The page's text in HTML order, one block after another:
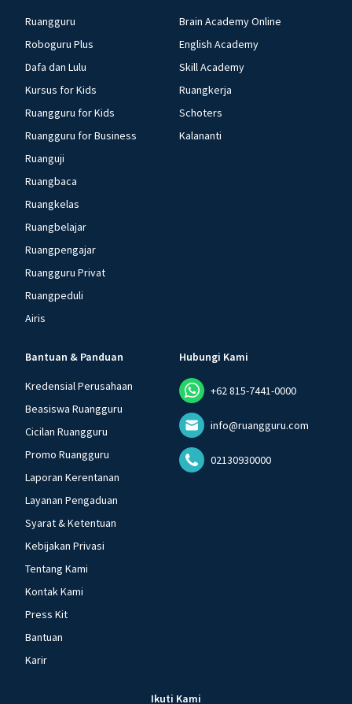
Ruangguru
Roboguru Plus
Dafa dan Lulu
Kursus for Kids
Ruangguru for Kids
Ruangguru for Business
Ruanguji
Ruangbaca
Ruangkelas
Ruangbelajar
Ruangpengajar
Ruangguru Privat
Ruangpeduli
Airis
Brain Academy Online
English Academy
Skill Academy
Ruangkerja
Schoters
Kalananti
Bantuan & Panduan
Kredensial Perusahaan
Beasiswa Ruangguru
Cicilan Ruangguru
Promo Ruangguru
Laporan Kerentanan
Layanan Pengaduan
Syarat & Ketentuan
Kebijakan Privasi
Tentang Kami
Kontak Kami
Press Kit
Bantuan
Karir
Hubungi Kami
+62 815-7441-0000
info@ruangguru.com
02130930000
Ikuti Kami